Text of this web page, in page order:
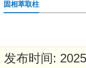
固相萃取柱
发布时间: